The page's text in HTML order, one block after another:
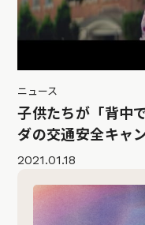
ニュース
子供たちが「背中
ダの交通安全キャ
2021.01.18